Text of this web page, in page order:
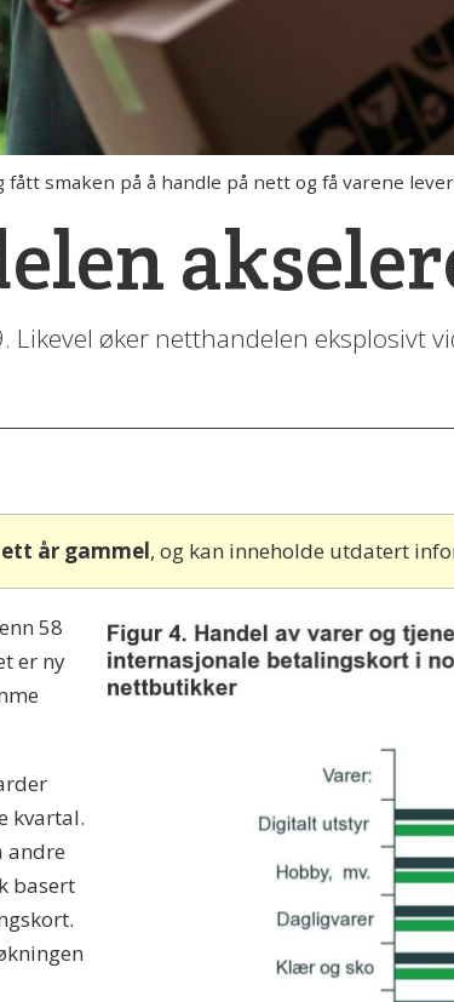
fått smaken på å handle på nett og få varene
øker netthandelen eksplosivt
ett år gammel, og kan inneholde utdatert
58
er ny
kvartal.
andre
basert